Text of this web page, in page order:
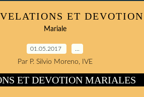
ET
Mariale
01.05.2017
Par P. Silvio Moreno, IVE